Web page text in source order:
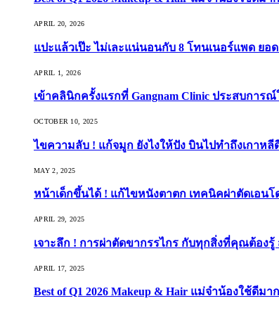
APRIL 20, 2026
แปะแล้วเป๊ะ ไม่เละแน่นอนกับ 8 โทนเนอร์แพด ยอ
APRIL 1, 2026
เข้าคลินิกครั้งแรกที่ Gangnam Clinic ประสบการ
OCTOBER 10, 2025
ไขความลับ ! แก้จมูก ยังไงให้ปัง บินไปทำถึงเกาหลี
MAY 2, 2025
หน้าเด็กขึ้นได้ ! แก้ไขหนังตาตก เทคนิคผ่าตัดเอ
APRIL 29, 2025
เจาะลึก ! การผ่าตัดขากรรไกร กับทุกสิ่งที่คุณต้อง
APRIL 17, 2025
Best of Q1 2026 Makeup & Hair แม่จ๋าน้องใช้ดีม